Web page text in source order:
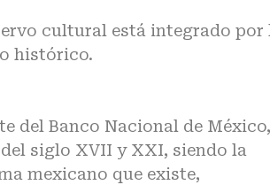
cultural está integrado por
histórico.
del Banco Nacional de México,
siglo XVII y XXI, siendo la
mexicano que existe,